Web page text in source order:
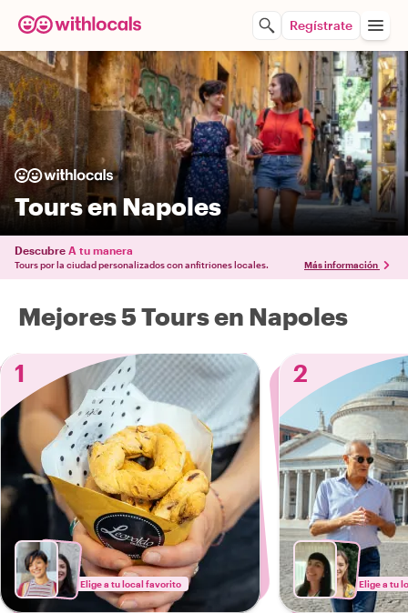
Regístrate
Tours en Napoles
Descubre A tu manera
Tours por la ciudad personalizados con anfitriones locales. Más información
Mejores 5 Tours en Napoles
1
Elige a tu local favorito
2
Elige a tu